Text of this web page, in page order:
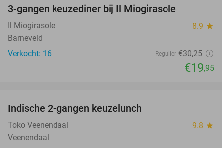
3-gangen keuzediner bij Il Miogirasole
Il Miogirasole 8.9 star
Barneveld
Verkocht: 16
Regulier €30,25
€19,95
Indische 2-gangen keuzelunch
Toko Veenendaal 9.8 star
Veenendaal